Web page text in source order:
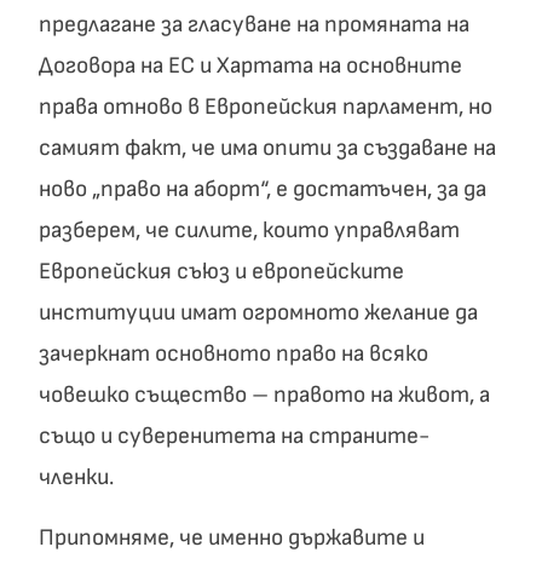
предлагане за гласуване на промяната на
Договора на ЕС и Хартата на основните
права отново в Европейския парламент, но
самият факт, че има опити за създаване на
ново „право на аборт“, е достатъчен, за да
разберем, че силите, които управляват
Европейския съюз и европейските
институции имат огромното желание да
зачеркнат основното право на всяко
човешко същество – правото на живот, а
също и суверенитета на страните-
членки.
Припомняме, че именно държавите и